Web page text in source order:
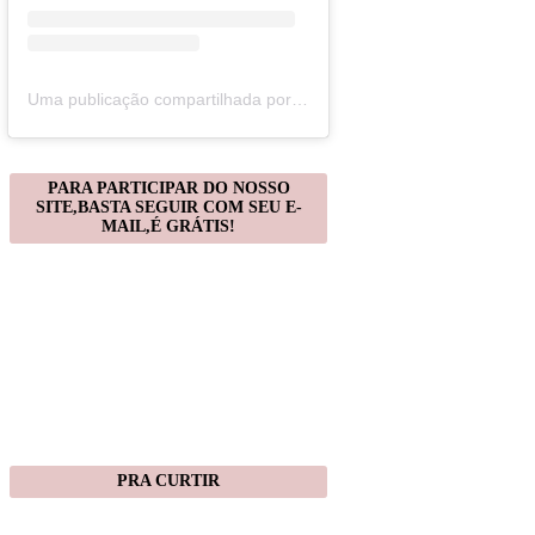
Uma publicação compartilhada por Christiane Gonçalves (@artecomquiane)
PARA PARTICIPAR DO NOSSO
SITE,BASTA SEGUIR COM SEU E-
MAIL,É GRÁTIS!
PRA CURTIR